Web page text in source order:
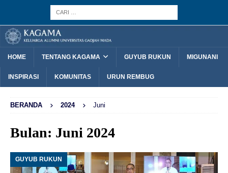
HOME TENTANG KAGAMA GUYUB RUKUN MIGUNANI
INSPIRASI KOMUNITAS URUN REMBUG
BERANDA 2024 Juni
Bulan: Juni 2024
GUYUB RUKUN